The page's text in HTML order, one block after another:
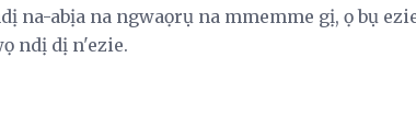
na-abịa na ngwaọrụ na mmemme gị, ọ bụ
ndị dị n'ezie.